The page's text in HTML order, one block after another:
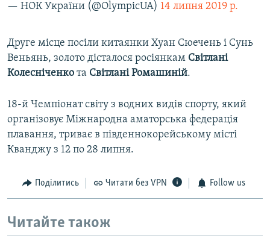
— НОК України (@OlympicUA) 14 липня 2019 р.
Друге місце посіли китаянки Хуан Сюечень і Сунь
Веньянь, золото дісталося росіянкам Світлані
Колесніченко та Світлані Ромашиній.
18-й Чемпіонат світу з водних видів спорту, який
організовує Міжнародна аматорська федерація
плавання, триває в південнокорейському місті
Кванджу з 12 по 28 липня.
Поділитись Читати без VPN Follow us
Читайте також